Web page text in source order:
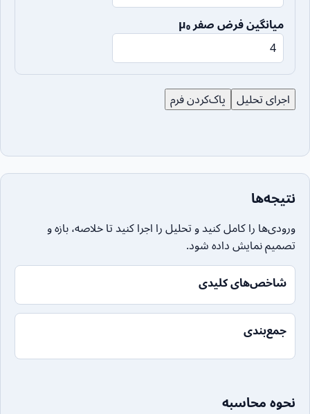
میانگین فرض صفر μ₀
اجرای تحلیل پاک‌کردن فرم
نتیجه‌ها
ورودی‌ها را کامل کنید و تحلیل را اجرا کنید تا خلاصه، بازه و
تصمیم نمایش داده شود.
شاخص‌های کلیدی
جمع‌بندی
نحوه محاسبه